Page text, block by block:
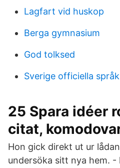
Lagfart vid huskop
Berga gymnasium
God tolksed
Sverige officiella
25 Spara idéer
citat,
Hon gick direkt ut ur
undersöka sitt nya hem. -